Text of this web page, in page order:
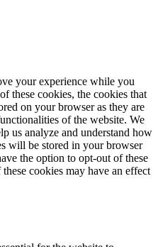
your experience while you
these cookies, the cookies that
on your browser as they are
of the website. We
us analyze and understand how
will be stored in your browser
the option to opt-out of these
cookies may have an effect